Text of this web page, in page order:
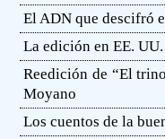
El ADN que descifró
La edición en EE.
Reedición de “El
Moyano
Los cuentos de la